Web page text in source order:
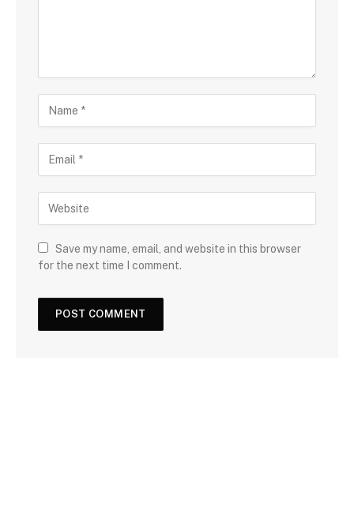
Save my name, email, and website in this browser
for the next time I comment.